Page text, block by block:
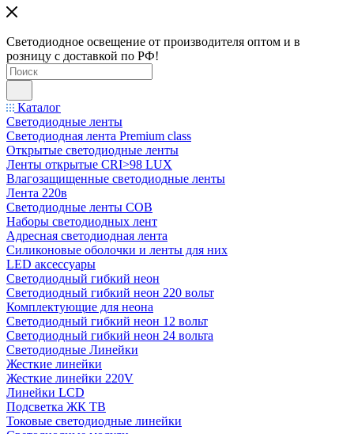
Светодиодное освещение от производителя оптом и в
розницу с доставкой по РФ!
Каталог
Светодиодные ленты
Светодиодная лента Premium class
Открытые светодиодные ленты
Ленты открытые CRI>98 LUX
Влагозащищенные светодиодные ленты
Лента 220в
Светодиодные ленты COB
Наборы светодиодных лент
Адресная светодиодная лента
Силиконовые оболочки и ленты для них
LED аксессуары
Светодиодный гибкий неон
Светодиодный гибкий неон 220 вольт
Комплектующие для неона
Светодиодный гибкий неон 12 вольт
Светодиодный гибкий неон 24 вольта
Светодиодные Линейки
Жесткие линейки
Жесткие линейки 220V
Линейки LCD
Подсветка ЖК ТВ
Токовые светодиодные линейки